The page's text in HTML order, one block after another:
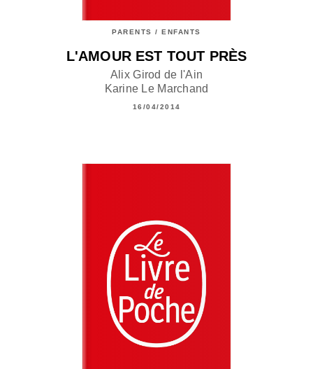
PARENTS / ENFANTS
L'AMOUR EST TOUT PRÈS
Alix Girod de l'Ain
Karine Le Marchand
16/04/2014